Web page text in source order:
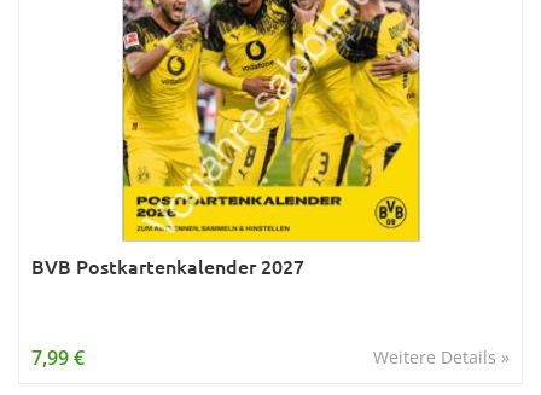
BVB Postkartenkalender 2027
Weitere Details »
7,99 €